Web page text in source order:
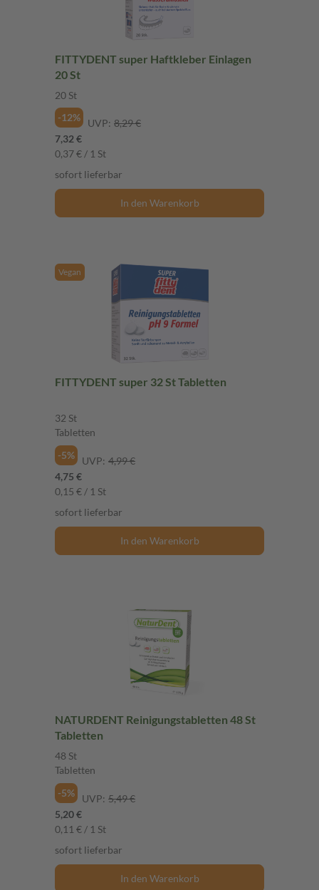
FITTYDENT super Haftkleber Einlagen
20 St
20 St
-12%
UVP: 8,29 €
7,32 €
0,37 € / 1 St
sofort lieferbar
In den Warenkorb
Vegan
FITTYDENT super 32 St Tabletten
32 St
Tabletten
-5%
UVP: 4,99 €
4,75 €
0,15 € / 1 St
sofort lieferbar
In den Warenkorb
NATURDENT Reinigungstabletten 48 St
Tabletten
48 St
Tabletten
-5%
UVP: 5,49 €
5,20 €
0,11 € / 1 St
sofort lieferbar
In den Warenkorb